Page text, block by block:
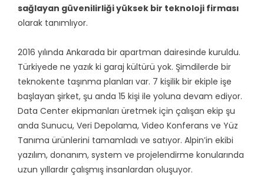
sağlayan güvenilirliği yüksek bir teknoloji firması
olarak tanımlıyor.
2016 yılında Ankarada bir apartman dairesinde kuruldu.
Türkiyede ne yazık ki garaj kültürü yok. Şimdilerde bir
teknokente taşınma planları var. 7 kişilik bir ekiple işe
başlayan şirket, şu anda 15 kişi ile yoluna devam ediyor.
Data Center ekipmanları üretmek için çalışan ekip şu
anda Sunucu, Veri Depolama, Video Konferans ve Yüz
Tanıma ürünlerini tamamladı ve satıyor. Alpin’in ekibi
yazılım, donanım, system ve projelendirme konularında
uzun yıllardır çalışmış insanlardan oluşuyor.